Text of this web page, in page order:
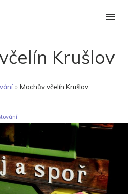
Krušlov
» Machův včelín Krušlov